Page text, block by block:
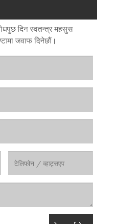
दिन स्वतन्त्र महसुस
जवाफ दिनेछौं।